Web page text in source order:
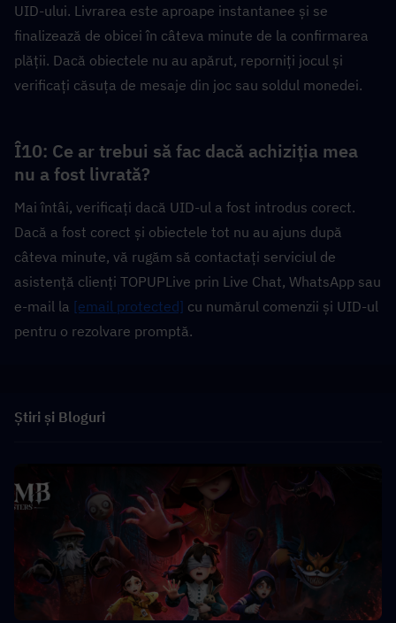
UID-ului. Livrarea este aproape instantanee și se
finalizează de obicei în câteva minute de la confirmarea
plății. Dacă obiectele nu au apărut, reporniți jocul și
verificați căsuța de mesaje din joc sau soldul monedei.
Î10: Ce ar trebui să fac dacă achiziția mea
nu a fost livrată?
Mai întâi, verificați dacă UID-ul a fost introdus corect.
Dacă a fost corect și obiectele tot nu au ajuns după
câteva minute, vă rugăm să contactați serviciul de
asistență clienți TOPUPLive prin Live Chat, WhatsApp sau
e-mail la [email protected] cu numărul comenzii și UID-ul
pentru o rezolvare promptă.
Știri și Bloguri